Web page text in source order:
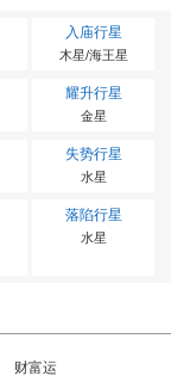
入庙行星
木星/海王星
耀升行星
金星
失势行星
水星
落陷行星
水星
财富运